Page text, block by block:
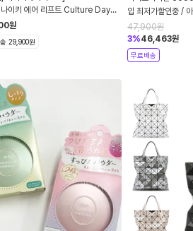
나이키 에어 리프트 Culture Day
먼 IM6693-111
원
29,900원
입 최저가할인중 /
펙트에너지 / 자전거
47,900원
3%46,463원
무료배송